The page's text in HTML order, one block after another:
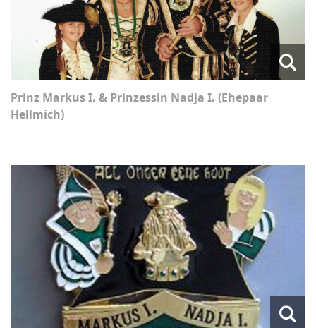
Prinz Markus I. & Prinzessin Nadja I. (Ehepaar
Hellmich)